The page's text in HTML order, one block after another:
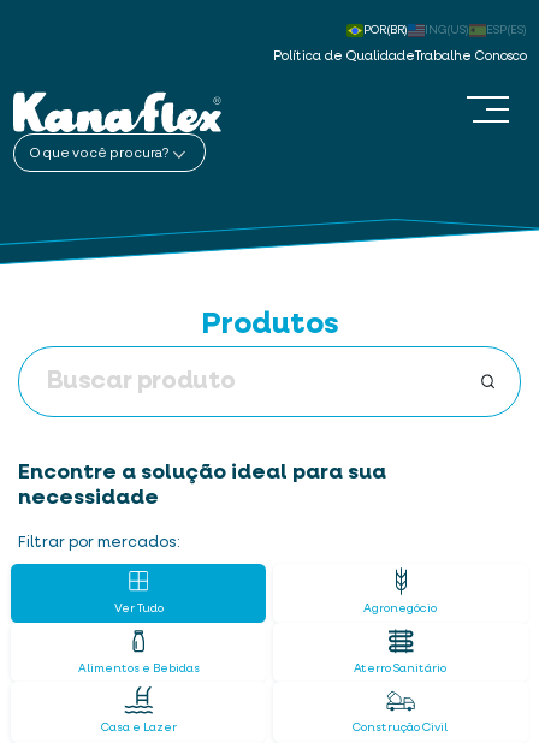
Política de Qualidade Trabalhe Conosco
POR(BR) ING(US) ESP(ES)
O que você procura?
Produtos
Encontre a solução ideal para sua
necessidade
Filtrar por mercados:
Ver Tudo Agronegócio
Alimentos e Bebidas Aterro Sanitário
Casa e Lazer Construção Civil